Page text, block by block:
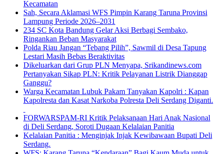
Kecamatan
Sah, Secara Aklamasi WFS Pimpin Karang Taruna Provinsi
Lampung Periode 2026–2031
234 SC Kota Bandung Gelar Aksi Berbagi Sembako,
Ringankan Beban Masyarakat
Polda Riau Jangan “Tebang Pilih”, Sawmil di Desa Tapung
Lestari Masih Bebas Beraktivitas
Dikeluarkan dari Grup PLN Menyapa, Srikandinews.com
Pertanyakan Sikap PLN: Kritik Pelayanan Listrik Dianggap
Ganggu?
Warga Kecamatan Lubuk Pakam Tanyakan Kapolri : Kapan
Kapolresta dan Kasat Narkoba Polresta Deli Serdang Diganti.
FORWARSPAM-RI Kritik Pelaksanaan Hari Anak Nasional
di Deli Serdang, Soroti Dugaan Kelalaian Panitia
Kelalaian Panitia : Menginjak Injak Kewibawaan Bupati Deli
Serdang.